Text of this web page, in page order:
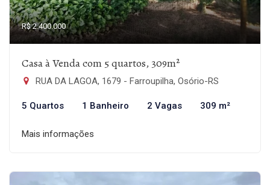
R$ 2.400.000
Casa à Venda com 5 quartos, 309m²
RUA DA LAGOA, 1679 - Farroupilha, Osório-RS
5 Quartos 1 Banheiro 2 Vagas 309 m²
Mais informações